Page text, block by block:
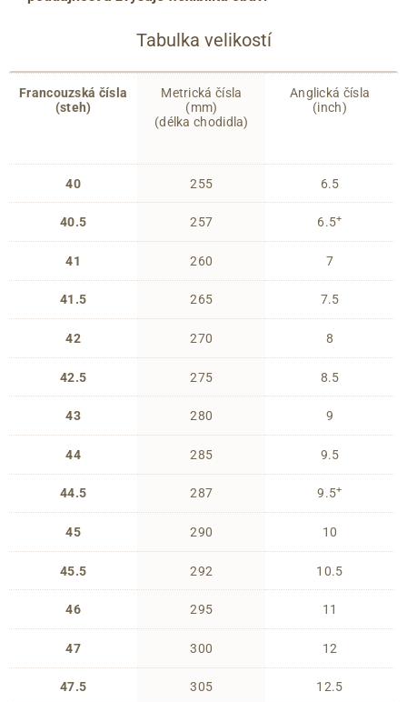
Tabulka velikostí
Francouzská čísla
(steh)
40
40.5
41
41.5
42
42.5
43
44
44.5
45
45.5
46
47
47.5
Metrická čísla
(mm)
(délka chodidla)
255
257
260
265
270
275
280
285
287
290
292
295
300
305
Anglická čísla
(inch)
6.5
6.5+
7
7.5
8
8.5
9
9.5
9.5+
10
10.5
11
12
12.5